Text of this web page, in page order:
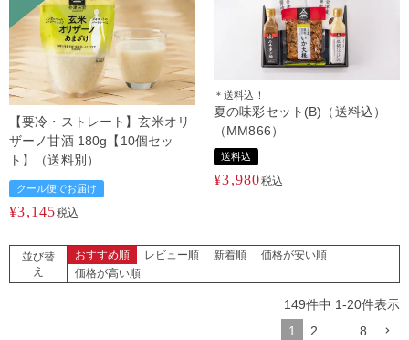
【要冷・ストレート】玄米オリ
ザーノ甘酒 180g【10個セッ
ト】（送料別）
クール便でお届け
¥3,145税込
＊送料込！
夏の味彩セット(B)（送料込）
（MM866）
送料込
¥3,980税込
並び替
え
おすすめ順 レビュー順 新着順
価格が安い順
価格が高い順
149件中 1-20件表示
1
2 … 8